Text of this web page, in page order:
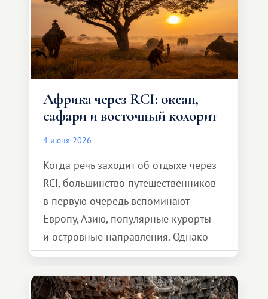
Африка через RCI: океан,
сафари и восточный колорит
4 июня 2026
Когда речь заходит об отдыхе через
RCI, большинство путешественников
в первую очередь вспоминают
Европу, Азию, популярные курорты
и островные направления. Однако
возможности обменной системы
значительно шире. Среди них есть
и Африка — континент, который